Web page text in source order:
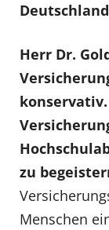
Herr Dr.
zu
Menschen